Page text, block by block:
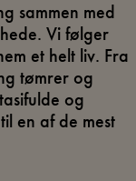
sammen med
Vi følger
et helt liv. Fra
tømrer og
og
en af de mest